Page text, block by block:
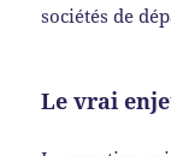
sociétés de
Le vrai